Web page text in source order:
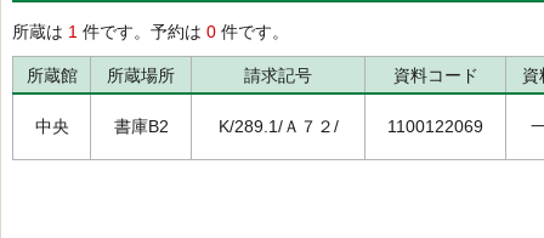
所蔵は 1 件です。予約は 0 件です。
所蔵館 所蔵場所 請求記号 資料コード 資
中央 書庫B2 K/289.1/Ａ７２/ 1100122069